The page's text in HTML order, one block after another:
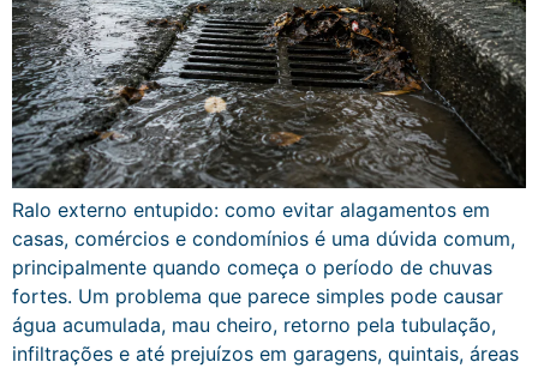
Ralo externo entupido: como evitar alagamentos em
casas, comércios e condomínios é uma dúvida comum,
principalmente quando começa o período de chuvas
fortes. Um problema que parece simples pode causar
água acumulada, mau cheiro, retorno pela tubulação,
infiltrações e até prejuízos em garagens, quintais, áreas